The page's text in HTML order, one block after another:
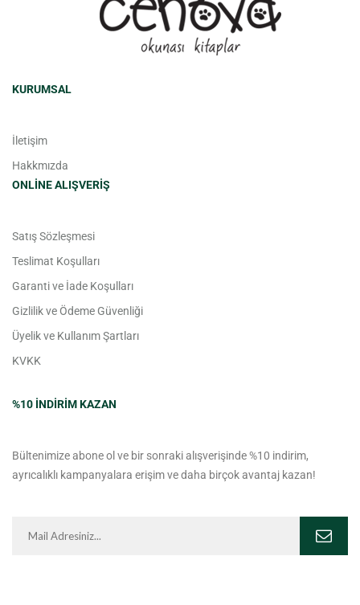
KURUMSAL
İletişim
Hakkmızda
ONLINE ALIŞVERIŞ
Satış Sözleşmesi
Teslimat Koşulları
Garanti ve İade Koşulları
Gizlilik ve Ödeme Güvenliği
Üyelik ve Kullanım Şartları
KVKK
%10 INDIRIM KAZAN
Bültenimize abone ol ve bir sonraki alışverişinde %10 indirim,
ayrıcalıklı kampanyalara erişim ve daha birçok avantaj kazan!